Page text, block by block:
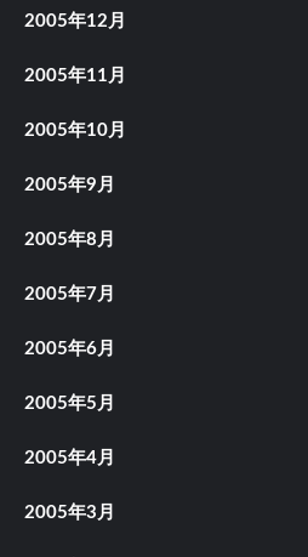
2005年12月
2005年11月
2005年10月
2005年9月
2005年8月
2005年7月
2005年6月
2005年5月
2005年4月
2005年3月